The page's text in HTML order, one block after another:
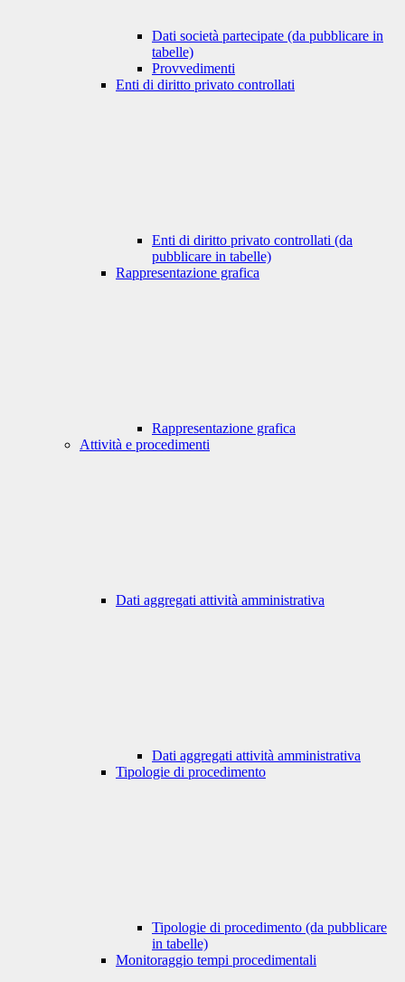
Dati società partecipate (da pubblicare in
tabelle)
Provvedimenti
Enti di diritto privato controllati
Enti di diritto privato controllati (da
pubblicare in tabelle)
Rappresentazione grafica
Rappresentazione grafica
Attività e procedimenti
Dati aggregati attività amministrativa
Dati aggregati attività amministrativa
Tipologie di procedimento
Tipologie di procedimento (da pubblicare
in tabelle)
Monitoraggio tempi procedimentali